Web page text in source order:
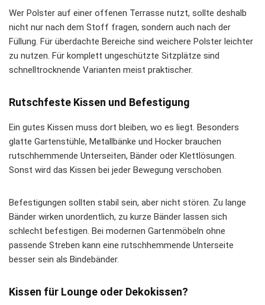
Wer Polster auf einer offenen Terrasse nutzt, sollte deshalb
nicht nur nach dem Stoff fragen, sondern auch nach der
Füllung. Für überdachte Bereiche sind weichere Polster leichter
zu nutzen. Für komplett ungeschützte Sitzplätze sind
schnelltrocknende Varianten meist praktischer.
Rutschfeste Kissen und Befestigung
Ein gutes Kissen muss dort bleiben, wo es liegt. Besonders
glatte Gartenstühle, Metallbänke und Hocker brauchen
rutschhemmende Unterseiten, Bänder oder Klettlösungen.
Sonst wird das Kissen bei jeder Bewegung verschoben.
Befestigungen sollten stabil sein, aber nicht stören. Zu lange
Bänder wirken unordentlich, zu kurze Bänder lassen sich
schlecht befestigen. Bei modernen Gartenmöbeln ohne
passende Streben kann eine rutschhemmende Unterseite
besser sein als Bindebänder.
Kissen für Lounge oder Dekokissen?